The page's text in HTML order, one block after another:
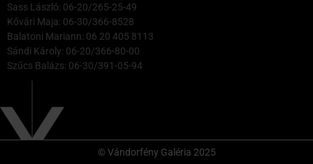
Sass László: 06-20/265-25-49
Kővári Maja: 06-30/366-8528
Balatoni Mariann: 06 20 405 8113
Sándi Károly: 06-20/366-80-00
Szűcs Balázs: 06-30/391-05-94
© Vándorfény Galéria 2025